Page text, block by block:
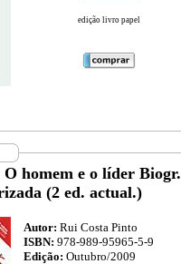
edição livro papel
O homem e o líder Biogr.
(2 ed. actual.)
Autor: Rui Costa Pinto
ISBN: 978-989-95965-5-9
Edição: Outubro/2009